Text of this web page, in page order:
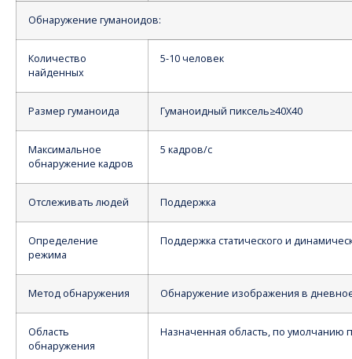
Обнаружение гуманоидов:
Количество
найденных
5-10 человек
Размер гуманоида Гуманоидный пиксель≥40X40
Максимальное
обнаружение кадров
5 кадров/с
Отслеживать людей Поддержка
Определение
режима
Поддержка статического и
Метод обнаружения Обнаружение изображения в
Область
обнаружения
Назначенная область, по умолчанию